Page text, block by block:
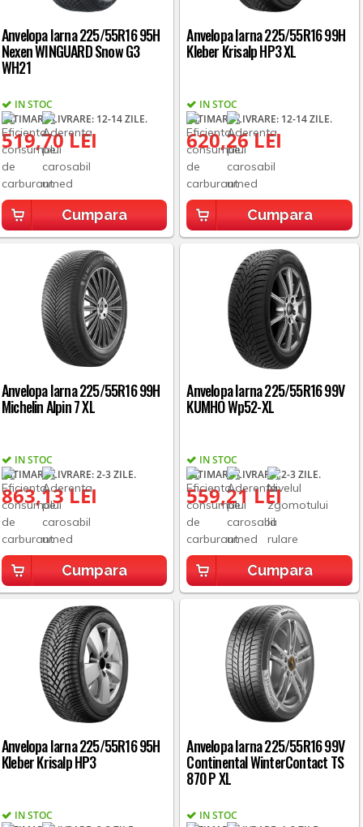
Anvelopa Iarna 225/55R16 95H
Nexen WINGUARD Snow G3
WH21
IN STOC
ESTIMARE LIVRARE: 12-14 ZILE.
519,70 LEI
Cumpara
Anvelopa Iarna 225/55R16 99H
Kleber Krisalp HP3 XL
IN STOC
ESTIMARE LIVRARE: 12-14 ZILE.
620,26 LEI
Cumpara
Anvelopa Iarna 225/55R16 99H
Michelin Alpin 7 XL
IN STOC
ESTIMARE LIVRARE: 2-3 ZILE.
863,13 LEI
Cumpara
Anvelopa Iarna 225/55R16 99V
KUMHO Wp52-XL
IN STOC
ESTIMARE LIVRARE: 2-3 ZILE.
559,21 LEI
Cumpara
Anvelopa Iarna 225/55R16 95H
Kleber Krisalp HP3
IN STOC
Anvelopa Iarna 225/55R16 99V
Continental WinterContact TS
870 P XL
IN STOC